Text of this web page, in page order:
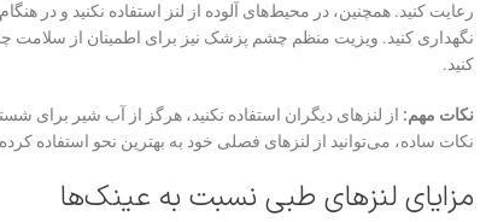
رعایت کنید. همچنین، در محیط‌های آلوده از لنز استفاده نکنید و در
نگهداری کنید. ویزیت منظم چشم ‌پزشک نیز برای اطمینان از
کنید.
نکات مهم: از لنزهای دیگران استفاده نکنید، هرگز از آب شیر
نکات ساده، می‌توانید از لنزهای فصلی خود به بهترین نحو استفاده
مزایای لنزهای طبی نسبت به عینک‌ها